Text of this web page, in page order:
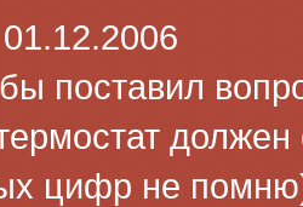
поставил
цифр не